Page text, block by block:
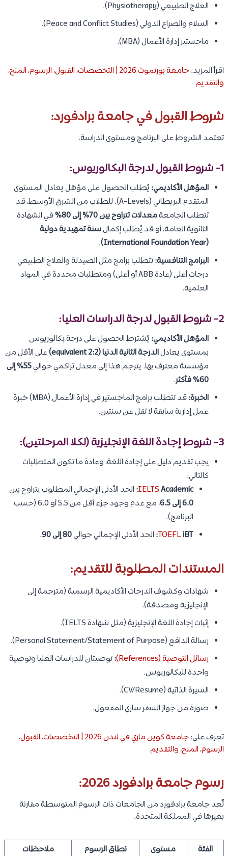
العلاج الطبيعي (Physiotherapy).
السلام والصراع الدولي (Peace and Conflict Studies).
ماجستير إدارة الأعمال (MBA).
اقرأ المزيد:
جامعة بورنموث 2026 | التخصصات، القبول، الرسوم، المنح،
والتقديم
شروط القبول في جامعة برادفورد:
تعتمد الشروط على البرنامج ومستوى الدراسة.
1- شروط القبول لدرجة البكالوريوس:
المؤهل الأكاديمي: يُطلب الحصول على مؤهل يعادل المستوى
المتقدم البريطاني (A-Levels). للطلاب من الشرق الأوسط، قد
تتطلب الجامعةمعدلات تتراوح بين 70% إلى 80%
في الشهادة
الثانوية العامة، أو قد يُطلب إكمالسنة تمهيدية دولية
(International Foundation Year)
.
البرامج التنافسية:تتطلب برامج مثل الصيدلة والعلاج الطبيعي
درجات أعلى (عادة ABB أو أعلى) ومتطلبات محددة في المواد
العلمية.
2- شروط القبول لدرجة الدراسات العليا:
المؤهل الأكاديمي: يُشترط الحصول على درجة بكالوريوس
بمستوى يعادلالدرجة الثانية الدنيا (2:2 equivalent)
على الأقل من
مؤسسة معترف بها. يترجم هذا إلى معدل تراكمي حوالي
55% إلى
60% فأكثر
.
الخبرة:
قد تتطلب برامج الماجستير في إدارة الأعمال (MBA) خبرة
عمل إدارية سابقة لا تقل عن سنتين.
3- شروط إجادة اللغة الإنجليزية (لكلا المرحلتين):
يجب تقديم دليل على إجادة اللغة، وعادة ما تكون المتطلبات
كالتالي:
IELTSAcademic:
الحد الأدنى الإجمالي المطلوب يتراوح بين
6.0 إلى 6.5
، مع عدم وجود جزء أقل من 5.5 أو 6.0 (حسب
البرنامج).
TOEFLiBT: الحد الأدنى الإجمالي حوالي80 إلى 90 .
المستندات المطلوبة للتقديم:
شهادات وكشوف الدرجات الأكاديمية الرسمية (مترجمة إلى
الإنجليزية ومصدقة).
إثبات إجادة اللغة الإنجليزية (مثل شهادة IELTS).
رسالة الدافع (Personal Statement/Statement of Purpose).
رسائل التوصية (References)
:توصيتان للدراسات العليا وتوصية
واحدة للبكالوريوس.
السيرة الذاتية (CV/Resume).
صورة من جواز السفر ساري المفعول.
تعرف على:
جامعة كوين ماري في لندن 2026 | التخصصات، القبول،
الرسوم، المنح، والتقديم
رسوم جامعة برادفورد 2026:
تُعد جامعة برادفورد من الجامعات ذات الرسوم المتوسطة مقارنة
بغيرها في المملكة المتحدة.
الفئة مستوى نطاق الرسوم ملاحظات